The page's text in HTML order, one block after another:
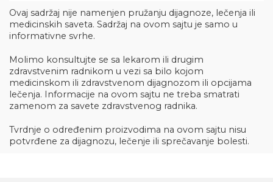
Ovaj sadržaj nije namenjen pružanju dijagnoze, lečenja ili
medicinskih saveta. Sadržaj na ovom sajtu je samo u
informativne svrhe.
Molimo konsultujte se sa lekarom ili drugim
zdravstvenim radnikom u vezi sa bilo kojom
medicinskom ili zdravstvenom dijagnozom ili opcijama
lečenja. Informacije na ovom sajtu ne treba smatrati
zamenom za savete zdravstvenog radnika.
Tvrdnje o određenim proizvodima na ovom sajtu nisu
potvrđene za dijagnozu, lečenje ili sprečavanje bolesti.